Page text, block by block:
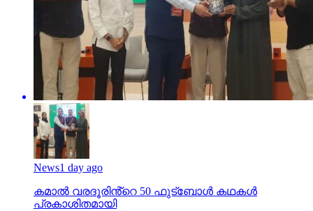
News1 day ago
കമാൽ വരദൂരിൻ്റെ 50 ഫുട്ബോൾ കഥകൾ
പ്രകാശിതമായി